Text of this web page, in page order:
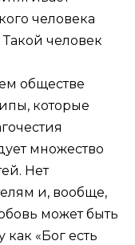
человека
человек
обществе
которые
множество
Нет
и, вообще,
может быть
как «Бог есть